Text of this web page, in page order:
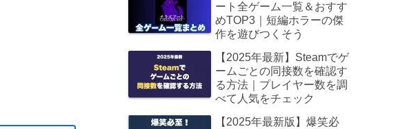
ート全ゲーム一覧＆おすす
めTOP3｜短編ホラーの傑
作を遊びつくそう
【2025年最新】Steamでゲ
ームごとの同接数を確認す
る方法｜プレイヤー数を調
べて人気をチェック
【2025年最新版】爆笑必